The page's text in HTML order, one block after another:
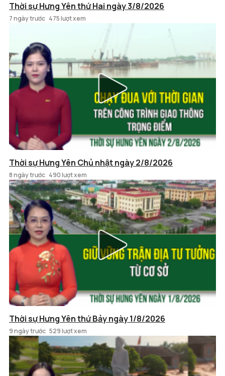
Thời sự Hưng Yên thứ Hai ngày 3/8/2026
7 ngày trước 475 lượt xem
Thời sự Hưng Yên Chủ nhật ngày 2/8/2026
8 ngày trước 490 lượt xem
Thời sự Hưng Yên thứ Bảy ngày 1/8/2026
9 ngày trước 529 lượt xem